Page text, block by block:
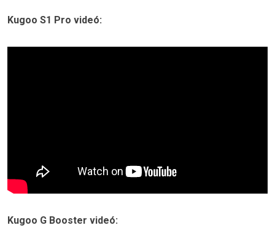
Kugoo S1 Pro videó:
Kugoo G Booster videó: